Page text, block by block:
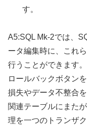
す。
A5:SQL Mk-2では、
ータ編集時に、これ
行うことができます
ロールバックボタン
損失やデータ不整合
関連テーブルにまた
理を一つのトランザ